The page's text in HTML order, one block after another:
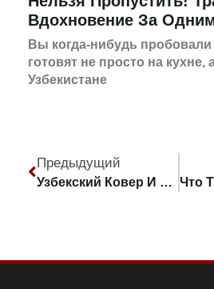
Вдохновение За
Вы когда-нибудь
готовят не просто на кухне,
Узбекистане
Предыдущий
Узбекский Ковер И Его Подлинность: Что Нужно Знать Перед Покупкой